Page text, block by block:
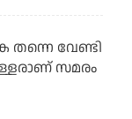
തന്നെ വേണ്ടി
സമരം